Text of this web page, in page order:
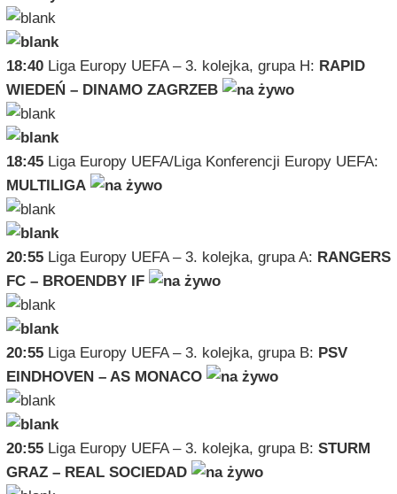
18:40Liga Europy UEFA – 3. kolejka, grupa H: RAPID
WIEDEŃ – DINAMO ZAGRZEB
18:45Liga Europy UEFA/Liga Konferencji Europy UEFA:
MULTILIGA
20:55Liga Europy UEFA – 3. kolejka, grupa A: RANGERS
FC – BROENDBY IF
20:55Liga Europy UEFA – 3. kolejka, grupa B: PSV
EINDHOVEN – AS MONACO
20:55Liga Europy UEFA – 3. kolejka, grupa B: STURM
GRAZ – REAL SOCIEDAD